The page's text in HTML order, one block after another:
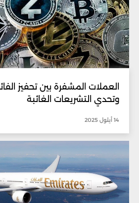
العملات المشفرة بين تحفيز
وتحدي التشريعات الغائبة
14 أيلول 2025